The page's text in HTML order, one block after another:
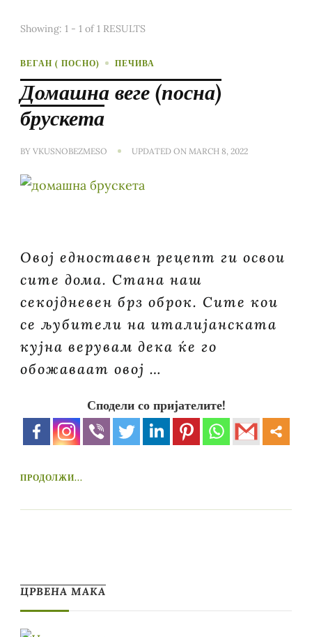
Showing: 1 - 1 of 1 RESULTS
ВЕГАН ( ПОСНО) ПЕЧИВА
Домашна веге (посна)
брускета
BY VKUSNOBEZMESO UPDATED ON MARCH 8, 2022
Овој едноставен рецепт ги освои
сите дома. Стана наш
секојдневен брз оброк. Сите кои
се љубители на италијанската
кујна верувам дека ќе го
обожаваат овој …
Сподели со пријателите!
ПРОДОЛЖИ...
ЦРВЕНА МАКА